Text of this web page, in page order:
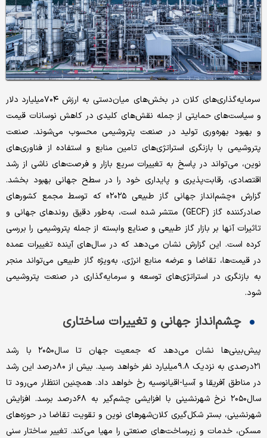
سرمایه‌گذاری‌های کلان در بخش‌های میان‌دستی به ارزش ۷۰۴میلیارد دلار
و سیاست‌های حمایتی از جمله نقش‌های کلیدی در کاهش نوسانات قیمت
و بهبود بهره‌وری تولید در صنعت پتروشیمی محسوب می‌شوند. صنعت
پتروشیمی با بازنگری استراتژی‌های تامین منابع و استفاده از فناوری‌های
نوین، می‌تواند در پاسخ به تغییرات سریع بازار و فرصت‌های ناشی از رشد
اقتصادی، رقابت‌پذیری و پایداری خود را در سطح جهانی بهبود بخشد.
گزارش «چشم‌انداز جهانی گاز طبیعی ۲۰۲۵» که توسط مجمع کشورهای
صادرکننده گاز (GECF) منتشر شده است، به‌طور دقیق روندهای جهانی و
تاثیرات آنها بر بازار گاز طبیعی و صنایع وابسته از جمله پتروشیمی را بررسی
کرده است. این گزارش نشان می‌دهد که در سال‌های آینده تغییرات عمده
در قیمت‌ها، تقاضا و عرضه منابع انرژی، به‌ویژه گاز طبیعی می‌تواند منجر
به بازنگری در استراتژی‌های توسعه و سرمایه‌گذاری در صنعت پتروشیمی
شود.
چشم‌انداز جهانی و تغییرات ساختاری
پیش‌بینی‌ها نشان می‌دهد که جمعیت جهان تا سال۲۰۵۰ با رشد
۲۱درصدی به نزدیک ۹.۸میلیارد نفر خواهد رسید. بیش از ۸۰درصد این رشد
در مناطق آفریقا و آسیا-اقیانوسیه رخ خواهد داد. همچنین انتظار می‌رود تا
سال۲۰۵۰ نرخ شهرنشینی با افزایشی چشم‌گیر به ۶۸درصد برسد. افزایش
شهرنشینی، بستر شکل‌گیری کلان‌شهرهای نوین و تقویت تقاضا در حوزه‌های
مسکن، خدمات و زیرساخت‌های صنعتی را مهیا می‌کند. تغییر ساختار سنی